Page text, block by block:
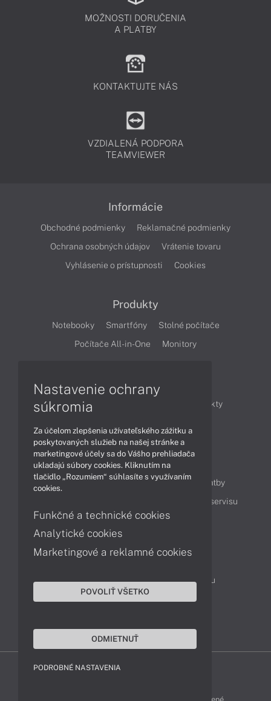
MOŽNOSTI DORUČENIA
A PLATBY
KONTAKTUJTE NÁS
VZDIALENÁ PODPORA
TEAMVIEWER
Informácie
Obchodné podmienky
Reklamačné podmienky
Ochrana osobných údajov
Vrátenie tovaru
Vyhlásenie o prístupnosti
Cookies
Produkty
Notebooky Smartfóny
Stolné počítače
Počítače All-in-One
Monitory
Články
Obchodné informácie
Produkty
Obsah
Ako nakupovať
Možnosti doručenia a platby
Cenník servisu
Kontakty
Servisné oddelenie
Reklamácia tovaru
Nastavenie ochrany
súkromia
Za účelom zlepšenia užívateľského zážitku a
poskytovaných služieb na našej stránke a
marketingové účely sa do Vášho prehliadača
ukladajú súbory cookies. Kliknutím na
tlačidlo „Rozumiem“ súhlasíte s využívaním
cookies.
Funkčné a technické cookies
Analytické cookies
Marketingové a reklamné cookies
POVOLIŤ VŠETKO
ODMIETNUŤ
PODROBNÉ NASTAVENIA